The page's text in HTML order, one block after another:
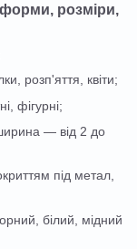
форми, розміри,
розп'яття, квіти;
фігурні;
— від 2 до
під метал,
білий, мідний